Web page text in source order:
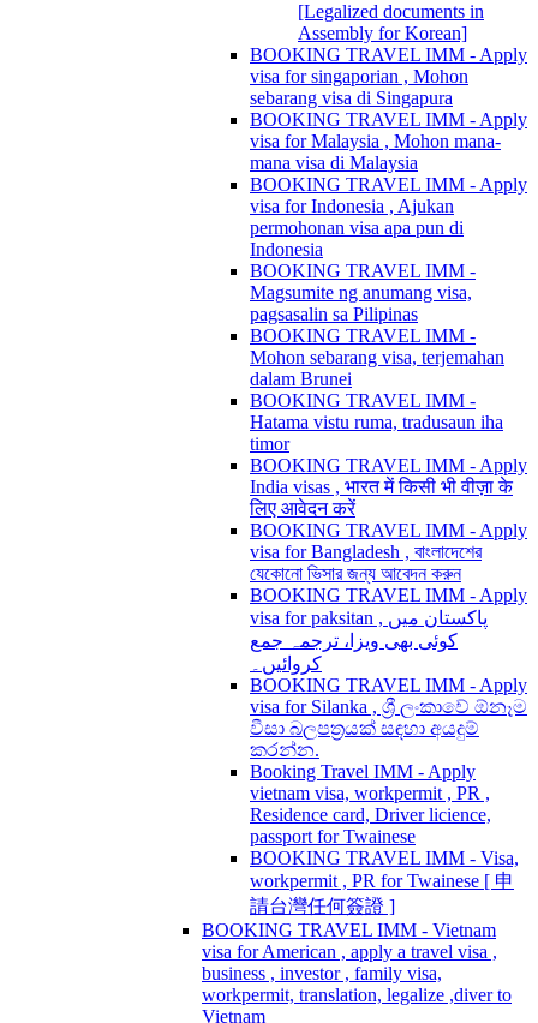
[Legalized documents in
Assembly for Korean]
BOOKING TRAVEL IMM - Apply
visa for singaporian , Mohon
sebarang visa di Singapura
BOOKING TRAVEL IMM - Apply
visa for Malaysia , Mohon mana-
mana visa di Malaysia
BOOKING TRAVEL IMM - Apply
visa for Indonesia , Ajukan
permohonan visa apa pun di
Indonesia
BOOKING TRAVEL IMM -
Magsumite ng anumang visa,
pagsasalin sa Pilipinas
BOOKING TRAVEL IMM -
Mohon sebarang visa, terjemahan
dalam Brunei
BOOKING TRAVEL IMM -
Hatama vistu ruma, tradusaun iha
timor
BOOKING TRAVEL IMM - Apply
India visas , भारत में किसी भी वीज़ा के
लिए आवेदन करें
BOOKING TRAVEL IMM - Apply
visa for Bangladesh , বাংলাদেশের
যেকোনো ভিসার জন্য আবেদন করুন
BOOKING TRAVEL IMM - Apply
visa for paksitan , پاکستان میں
کوئی بھی ویزا، ترجمہ جمع
کروائیں۔
BOOKING TRAVEL IMM - Apply
visa for Silanka , ශ්‍රී ලංකාවේ ඕනෑම
වීසා බලපත්‍රයක් සඳහා අයදුම්
කරන්න.
Booking Travel IMM - Apply
vietnam visa, workpermit , PR ,
Residence card, Driver licience,
passport for Twainese
BOOKING TRAVEL IMM - Visa,
workpermit , PR for Twainese [ 申
請台灣任何簽證 ]
BOOKING TRAVEL IMM - Vietnam
visa for American , apply a travel visa ,
business , investor , family visa,
workpermit, translation, legalize ,diver to
Vietnam